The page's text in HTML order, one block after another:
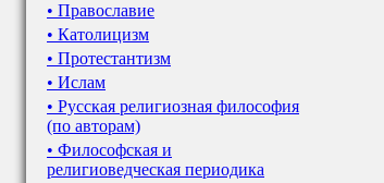
• Православие
• Католицизм
• Протестантизм
• Ислам
• Русская религиозная философия
(по авторам)
• Философская и
религиоведческая периодика